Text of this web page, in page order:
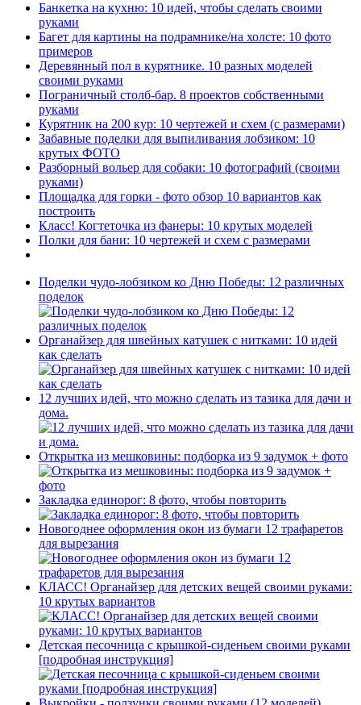
Банкетка на кухню: 10 идей, чтобы сделать своими
руками
Багет для картины на подрамнике/на холсте: 10 фото
примеров
Деревянный пол в курятнике. 10 разных моделей
своими руками
Пограничный столб-бар. 8 проектов собственными
руками
Курятник на 200 кур: 10 чертежей и схем (с размерами)
Забавные поделки для выпиливания лобзиком: 10
крутых ФОТО
Разборный вольер для собаки: 10 фотографий (своими
руками)
Площадка для горки - фото обзор 10 вариантов как
построить
Класс! Когтеточка из фанеры: 10 крутых моделей
Полки для бани: 10 чертежей и схем с размерами
Поделки чудо-лобзиком ко Дню Победы: 12 различных
поделок
Органайзер для швейных катушек с нитками: 10 идей
как сделать
12 лучших идей, что можно сделать из тазика для дачи и
дома.
Открытка из мешковины: подборка из 9 задумок + фото
Закладка единорог: 8 фото, чтобы повторить
Новогоднее оформления окон из бумаги 12 трафаретов
для вырезания
КЛАСС! Органайзер для детских вещей своими руками:
10 крутых вариантов
Детская песочница с крышкой-сиденьем своими руками
[подробная инструкция]